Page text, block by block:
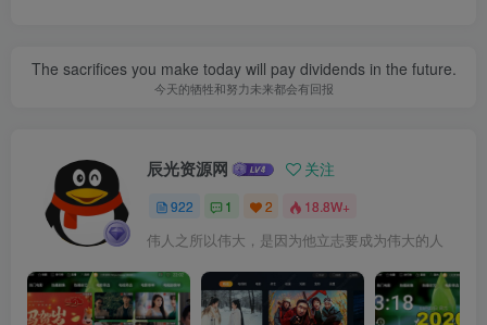
The sacrifices you make today will pay dividends in the future.
今天的牺牲和努力未来都会有回报
辰光资源网 关注
922 1 2 18.8W+
伟人之所以伟大，是因为他立志要成为伟大的人